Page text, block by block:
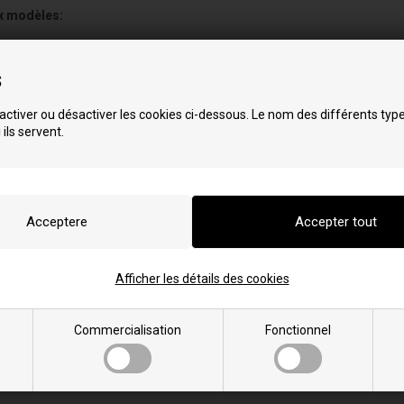
ou désactiver les cookies ci-dessous. Le nom des différents
servent.
Commercialisation Fonctionnel
Afficher les détails des cookies
modèles: